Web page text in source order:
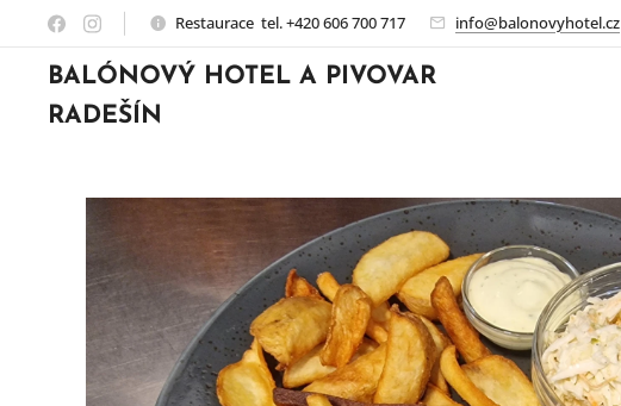
Restaurace tel. +420 606 700 717 info@balonovyhotel.cz
BALÓNOVÝ HOTEL A PIVOVAR
RADEŠÍN